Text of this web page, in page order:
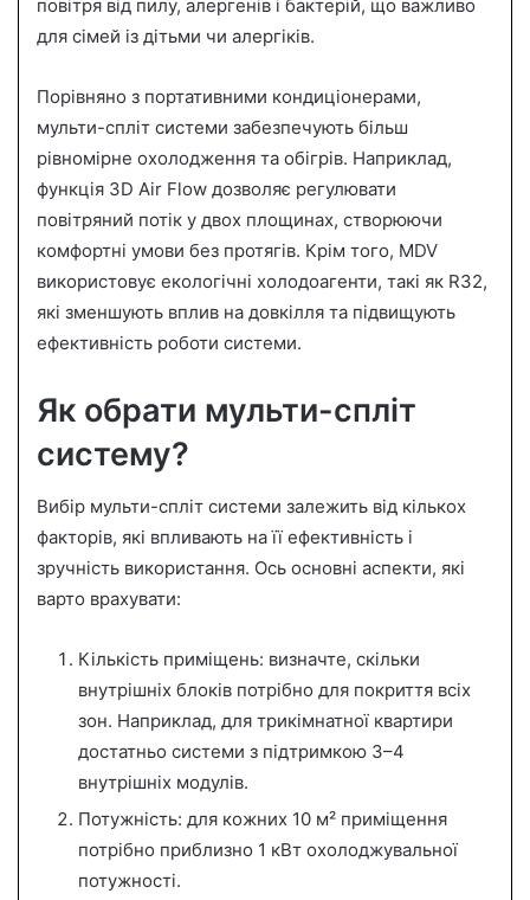
повітря від пилу, алергенів і бактерій, що важливо
для сімей із дітьми чи алергіків.
Порівняно з портативними кондиціонерами,
мульти-спліт системи забезпечують більш
рівномірне охолодження та обігрів. Наприклад,
функція 3D Air Flow дозволяє регулювати
повітряний потік у двох площинах, створюючи
комфортні умови без протягів. Крім того, MDV
використовує екологічні холодоагенти, такі як R32,
які зменшують вплив на довкілля та підвищують
ефективність роботи системи.
Як обрати мульти-спліт
систему?
Вибір мульти-спліт системи залежить від кількох
факторів, які впливають на її ефективність і
зручність використання. Ось основні аспекти, які
варто врахувати:
Кількість приміщень: визначте, скільки
внутрішніх блоків потрібно для покриття всіх
зон. Наприклад, для трикімнатної квартири
достатньо системи з підтримкою 3–4
внутрішніх модулів.
Потужність: для кожних 10 м² приміщення
потрібно приблизно 1 кВт охолоджувальної
потужності.